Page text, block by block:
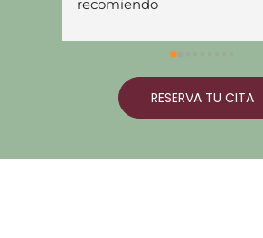
recomiendo
RESERVA TU CITA